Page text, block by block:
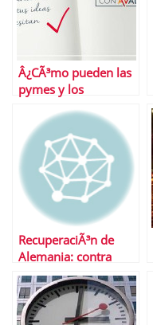
Â¿CÃ³mo pueden las
pymes y los
financiaciÃ³n?
RecuperaciÃ³n de
Alemania: contra
viento y marea